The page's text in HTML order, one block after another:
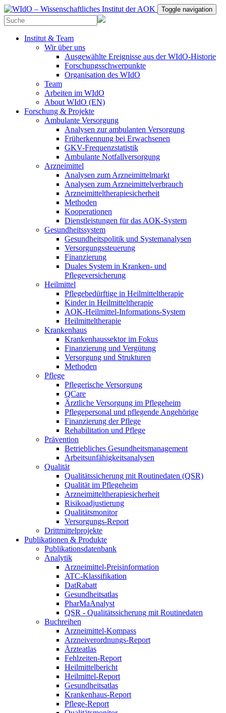
Toggle navigation
Institut & Team
Wir über uns
Ausgewählte Ereignisse aus der WIdO-Historie
Forschungsschwerpunkte
Organisation des WIdO
Team
Arbeiten im WIdO
About WIdO (EN)
Forschung & Projekte
Ambulante Versorgung
Analysen zur ambulanten Versorgung
Früherkennung bei Erwachsenen
GKV-Frequenzstatistik
Ambulante Notfallversorgung
Arzneimittel
Analysen zum Arzneimittelmarkt
Analysen zum Arzneimittelverbrauch
Arzneimitteltherapiesicherheit
Methoden
Kooperationen
Dienstleistungen für das AOK-System
Gesundheitssystem
Gesundheitspolitik und Systemanalysen
Versorgungssteuerung
Finanzierung
Duales System in Kranken- und
Pflegeversicherung
Heilmittel
Pflegebedürftige in Heilmitteltherapie
Kinder in Heilmitteltherapie
AOK-Heilmittel-Informations-System
Heilmitteltherapie
Krankenhaus
Krankenhaussektor im Fokus
Finanzierung und Vergütung
Versorgung und Strukturen
Methoden
Pflege
Pflegerische Versorgung
QCare
Ärztliche Versorgung im Pflegeheim
Pflegepersonal und pflegende Angehörige
Finanzierung der Pflege
Rehabilitation und Pflege
Prävention
Betriebliches Gesundheitsmanagement
Arbeitsunfähigkeitsanalysen
Qualität
Qualitätssicherung mit Routinedaten (QSR)
Qualität im Pflegeheim
Arzneimitteltherapiesicherheit
Risikoadjustierung
Qualitätsmonitor
Versorgungs-Report
Drittmittelprojekte
Publikationen & Produkte
Publikationsdatenbank
Analytik
Arzneimittel-Preisinformation
ATC-Klassifikation
DatRabatt
Gesundheitsatlas
PharMaAnalyst
QSR - Qualitätssicherung mit Routinedaten
Buchreihen
Arzneimittel-Kompass
Arzneiverordnungs-Report
Ärzteatlas
Fehlzeiten-Report
Heilmittelbericht
Heilmittel-Report
Gesundheitsatlas
Krankenhaus-Report
Pflege-Report